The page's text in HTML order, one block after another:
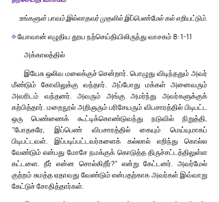
உங்களுள் பாவம் இல்லாதவர் முதலில் இப்பெண்மேல் கல் எறியட்டும்.
✠யோவான் எழுதிய தூய நற்செய்தியிலிருந்து வாசகம் 8: 1-11
அக்காலத்தில்
இயேசு ஒலிவ மலைக்குச் சென்றார். பொழுது விடிந்ததும் அவர்
மீண்டும் கோவிலுக்கு வந்தார். அப்போது மக்கள் அனைவரும்
அவரிடம் வந்தனர். அவரும் அங்கு அமர்ந்து அவர்களுக்குக்
கற்பித்தார். மறைநூல் அறிஞரும் பரிசேயரும் விபசாரத்தில் பிடிபட்ட
ஒரு பெண்ணைக் கூட்டிக்கொண்டுவந்து நடுவில் நிறுத்தி,
‘‘போதகரே, இப்பெண் விபசாரத்தில் கையும் மெய்யுமாகப்
பிடிபட்டவள். இப்படிப்பட்டவர்களைக் கல்லால் எறிந்து கொல்ல
வேண்டும் என்பது மோசே நமக்குக் கொடுத்த திருச்சட்டத்திலுள்ள
கட்டளை. நீர் என்ன சொல்கிறீர்?” என்று கேட்டனர். அவர்மேல்
குற்றம் சுமத்த ஏதாவது வேண்டும் என்பதற்காக அவர்கள் இவ்வாறு
கேட்டுச் சோதித்தார்கள்.